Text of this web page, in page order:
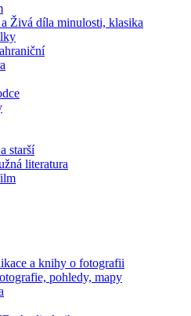
Živá díla minulosti, klasika
starší
literatura
a knihy o fotografii
pohledy, mapy